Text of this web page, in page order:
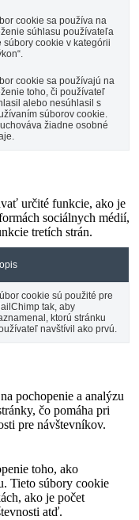
cookie sa používa na
súhlasu používateľa
súbory cookie v kategórii
cookie sa používajú na
toho, či používateľ
alebo nesúhlasil s
súborov cookie.
žiadne osobné
určité funkcie, ako je
sociálnych médií,
tretích strán.
cookie sú použité pre
tak, aby
ktorú stránku
navštívil ako prvú.
pochopenie a analýzu
čo pomáha pri
pre návštevníkov.
toho, ako
Tieto súbory cookie
ako je počet
atď.